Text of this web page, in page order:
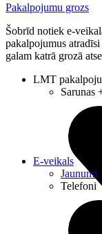
Pakalpojumu grozs
Šobrīd notiek e-
pakalpojumus
galam katrā grozā
LMT
Sarunas
E-veikals
Jaunumi
Telefoni